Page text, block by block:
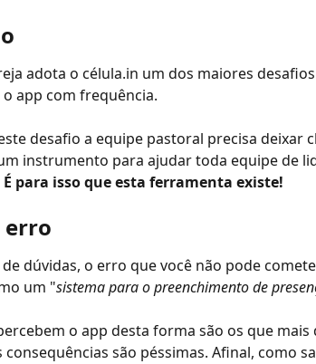
adota o célula.in um dos maiores
app com frequência.
desafio a equipe pastoral precisa deixar
instrumento para ajudar toda equipe de
É para isso que esta ferramenta existe!
erro
dúvidas, o erro que você não pode
um "sistema para o preenchimento de
o app desta forma são os que
são péssimas. Afinal, como